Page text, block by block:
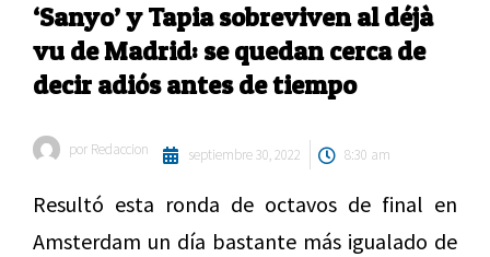
‘Sanyo’ y Tapia sobreviven al déjà
vu de Madrid: se quedan cerca de
decir adiós antes de tiempo
por Redaccion septiembre 30, 2022 8:30 am
Resultó esta ronda de octavos de final en
Amsterdam un día bastante más igualado de